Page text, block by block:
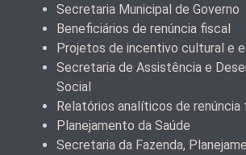
Secretaria Municipal de Governo
Beneficiários de renúncia fiscal
Projetos de incentivo cultural e
Secretaria de Assistência e
Social
Relatórios analíticos de renúncia
Planejamento da Saúde
Secretaria da Fazenda,